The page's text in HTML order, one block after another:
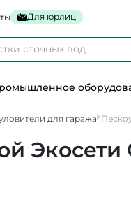
Для юрлиц
для гаража